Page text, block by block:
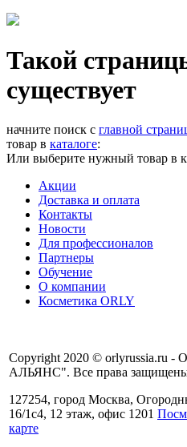
Такой
существует
начните поиск с главной
товар в каталоге:
Или выберите нужный товар в
Акции
Доставка и оплата
Контакты
Новости
Для профессионалов
Партнеры
Обучение
О компании
Косметика ORLY
Copyright 2020 © orlyrussia.ru
АЛЬЯНС". Все права
127254, город Москва,
16/1с4, 12 этаж, офис 1201
карте